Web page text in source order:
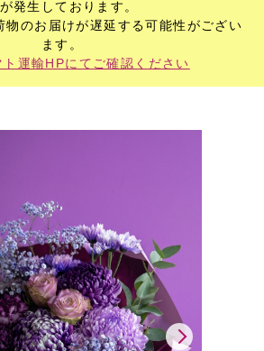
発生しております。
物のお届けが遅延する可能性がござい
ます。
運輸HPにてご確認ください